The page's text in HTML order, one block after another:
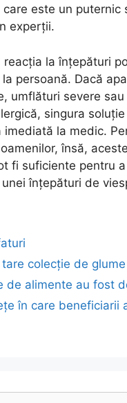
care este un puternic
experții.
reacția la înțepături
persoană. Dacă
umflături severe
singura
imediată la medic.
însă,
fi suficiente pentru
înțepături de
tare colecție de
de alimente au fost
în care beneficiarii